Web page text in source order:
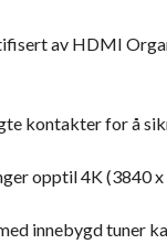
av HDMI
kontakter for å
opptil 4K (3840
innebygd tuner